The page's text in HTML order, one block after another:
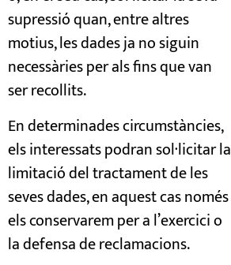
supressió quan, entre altres
motius, les dades ja no siguin
necessàries per als fins que van
ser recollits.
En determinades circumstàncies,
els interessats podran sol·licitar la
limitació del tractament de les
seves dades, en aquest cas només
els conservarem per a l’exercici o
la defensa de reclamacions.